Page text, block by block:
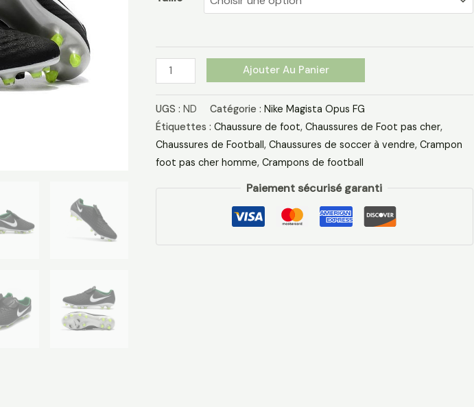
Noir
Blanc
Vert
Ajouter Au Panier
UGS : ND Catégorie : Nike Magista Opus FG
Étiquettes : Chaussure de foot, Chaussures de Foot pas cher,
Chaussures de Football, Chaussures de soccer à vendre, Crampon
foot pas cher homme, Crampons de football
Paiement sécurisé garanti